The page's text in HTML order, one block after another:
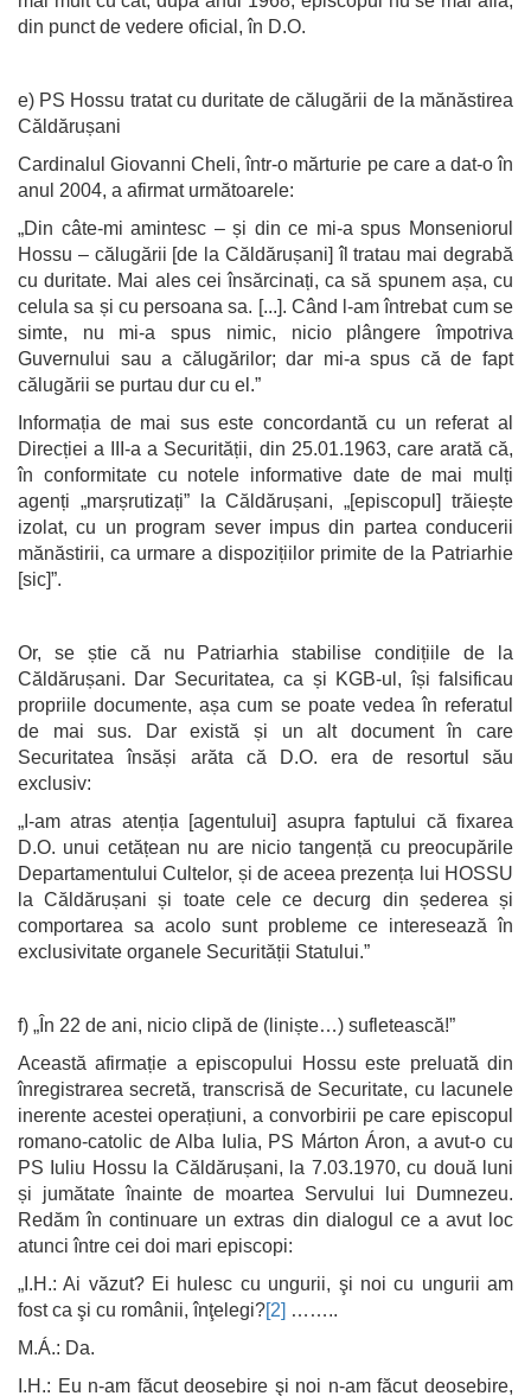
din punct de vedere oficial, în D.O.
e) PS Hossu tratat cu duritate de călugării de la mănăstirea
Căldărușani
Cardinalul Giovanni Cheli, într-o mărturie pe care a dat-o în
anul 2004, a afirmat următoarele:
„Din câte-mi amintesc – și din ce mi-a spus Monseniorul
Hossu – călugării [de la Căldărușani] îl tratau mai degrabă
cu duritate. Mai ales cei însărcinați, ca să spunem așa, cu
celula sa și cu persoana sa. [...]. Când l-am întrebat cum se
simte, nu mi-a spus nimic, nicio plângere împotriva
Guvernului sau a călugărilor; dar mi-a spus că de fapt
călugării se purtau dur cu el.”
​Informația de mai sus este concordantă cu un referat al
Direcției a III-a a Securității, din 25.01.1963, care arată că,
în conformitate cu notele informative date de mai mulți
agenți „marșrutizați” la Căldărușani, „[episcopul] trăiește
izolat, cu un program sever impus din partea conducerii
mănăstirii, ca urmare a dispozițiilor primite de la Patriarhie
[sic]”.
Or, se știe că nu Patriarhia stabilise condițiile de la
Căldărușani. Dar Securitatea,ca și KGB-ul, își falsificau
propriile documente, așa cum se poate vedea în referatul
de mai sus. Dar există și un alt document în care
Securitatea însăși arăta că D.O. era de resortul său
exclusiv:
„I-am atras atenția [agentului] asupra faptului că fixarea
D.O. unui cetățean nu are nicio tangență cu preocupările
Departamentului Cultelor, și de aceea prezența lui HOSSU
la Căldărușani și toate cele ce decurg din șederea și
comportarea sa acolo sunt probleme ce interesează în
exclusivitate organele Securității Statului.”
f) „În 22 de ani, nicio clipă de (liniște…) sufletească!”
Această afirmație a episcopului Hossu este preluată din
înregistrarea secretă, transcrisă de Securitate, cu lacunele
inerente acestei operațiuni, a convorbirii pe care episcopul
romano-catolic de Alba Iulia, PS Márton Áron, a avut-o cu
PS Iuliu Hossu la Căldărușani, la 7.03.1970, cu două luni
și jumătate înainte de moartea Servului lui Dumnezeu.
Redăm în continuare un extras din dialogul ce a avut loc
atunci între cei doi mari episcopi:
„I.H.: Ai văzut? Ei hulesc cu ungurii, şi noi cu ungurii am
fost ca şi cu românii, înţelegi?[2] ……..
M.Á.: Da.
I.H.: Eu n-am făcut deosebire şi noi n-am făcut deosebire,